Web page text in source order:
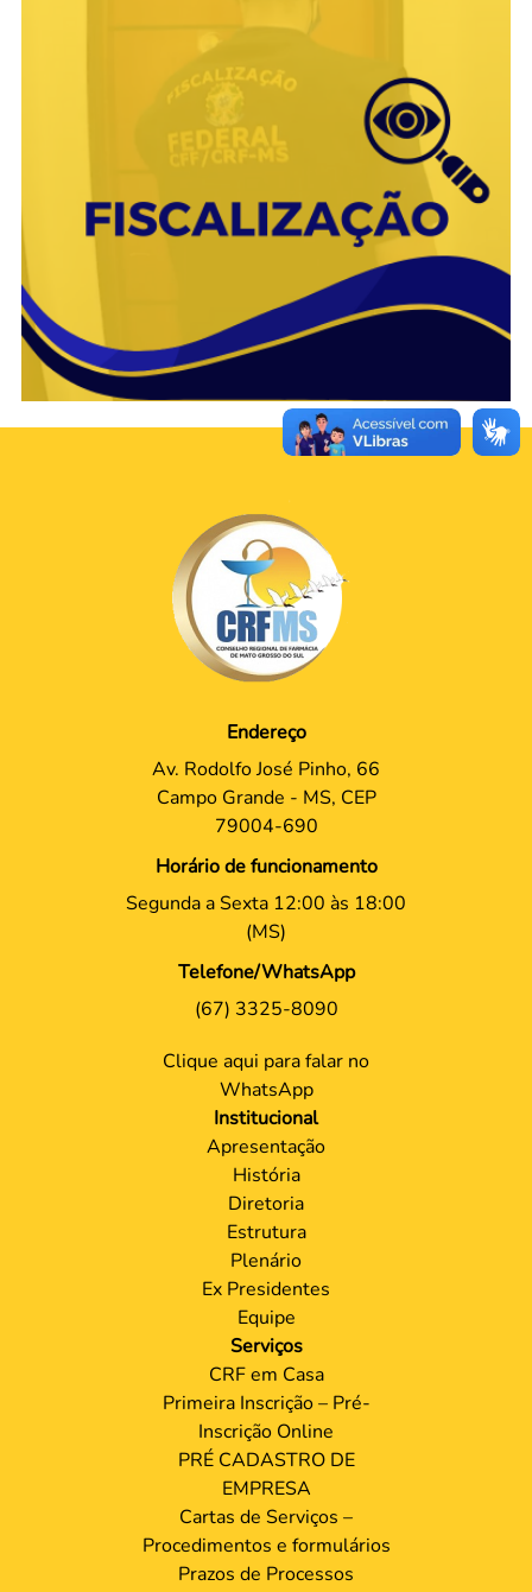
Endereço
Av. Rodolfo José Pinho, 66
Campo Grande - MS, CEP
79004-690
Horário de funcionamento
Segunda a Sexta 12:00 às 18:00
(MS)
Telefone/WhatsApp
(67) 3325-8090
Clique aqui para falar no
WhatsApp
Institucional
Apresentação
História
Diretoria
Estrutura
Plenário
Ex Presidentes
Equipe
Serviços
CRF em Casa
Primeira Inscrição – Pré-
Inscrição Online
PRÉ CADASTRO DE
EMPRESA
Cartas de Serviços –
Procedimentos e formulários
Prazos de Processos